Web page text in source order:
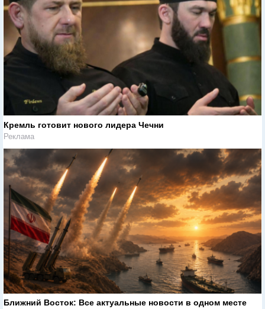
Кремль готовит нового лидера Чечни
Реклама
Ближний Восток: Все актуальные новости в одном месте